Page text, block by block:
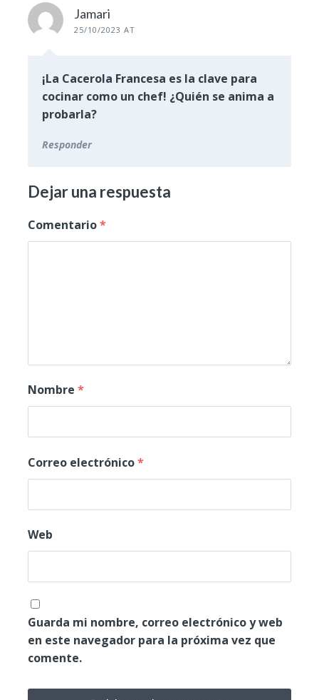
Jamari
25/10/2023 AT
¡La Cacerola Francesa es la clave para
cocinar como un chef! ¿Quién se anima a
probarla?
Responder
Dejar una respuesta
Comentario*
Nombre *
Correo electrónico*
Web
Guarda mi nombre, correo electrónico y web
en este navegador para la próxima vez que
comente.